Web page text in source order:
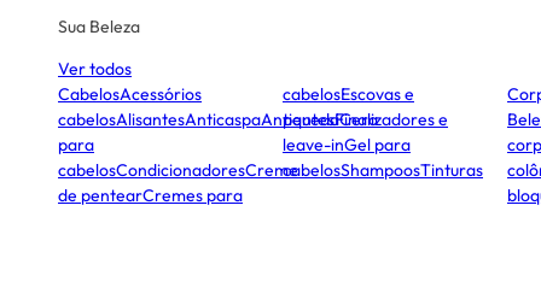
Sua Beleza
Ver todos
CabelosAcessórios
cabelosAlisantesAnticaspaAntiquedaCera
para
cabelosCondicionadoresCreme
de pentearCremes para
cabelosEscovas e
pentesFinalizadores e
leave-inGel para
cabelosShampoosTinturas